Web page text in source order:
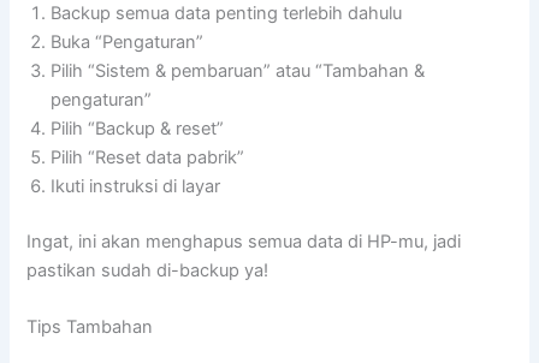
Backup semua data penting terlebih dahulu
Buka “Pengaturan”
Pilih “Sistem & pembaruan” atau “Tambahan &
pengaturan”
Pilih “Backup & reset”
Pilih “Reset data pabrik”
Ikuti instruksi di layar
Ingat, ini akan menghapus semua data di HP-mu, jadi
pastikan sudah di-backup ya!
Tips Tambahan